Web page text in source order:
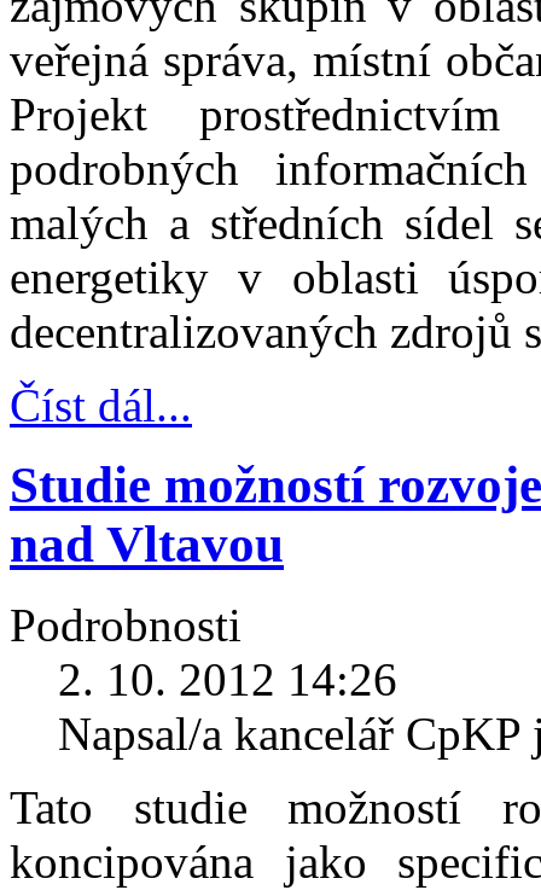
veřejná správa, místní
Projekt
podrobných
malých a středních sídel
energetiky v oblasti
decentralizovaných zdrojů
Číst dál...
Studie možností
nad Vltavou
Podrobnosti
2. 10. 2012 14:26
Napsal/a kancelář
Tato studie možností
koncipována jako